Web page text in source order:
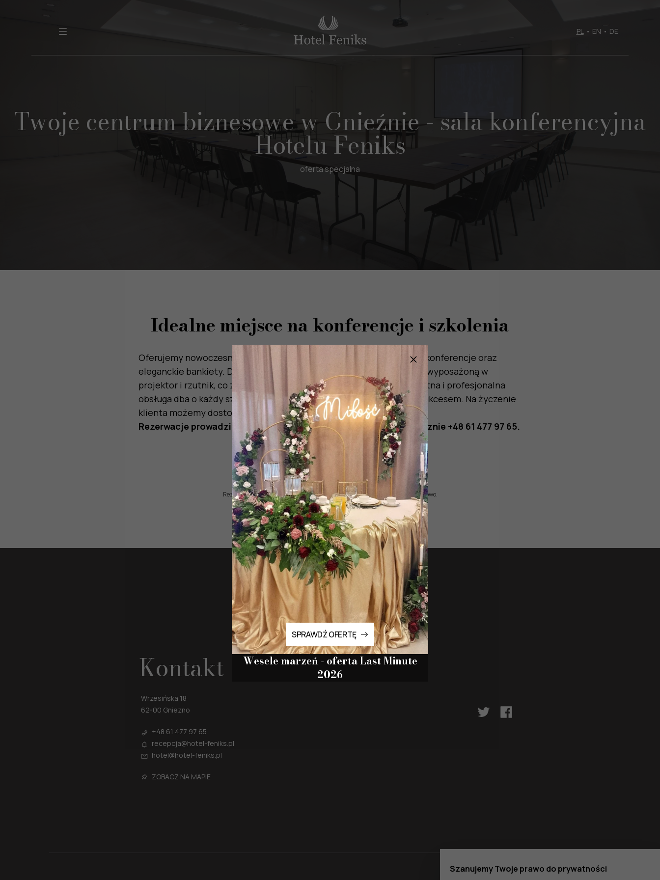
Wesele marzeń - oferta Last Minute
2026
SPRAWDŹ OFERTĘ
SPRAWDŹ OFERTĘ
PL • EN • DE
Twoje centrum biznesowe w Gnieźnie - sala konferencyjna
Hotelu Feniks
oferta specjalna
Idealne miejsce na konferencje i szkolenia
Oferujemy nowoczesną sale konferencyjną, doskonałą na szkolenia, konferencje oraz
eleganckie bankiety. Dysponujemy przestronną, klimatyzowaną salą, wyposażoną w
projektor i rzutnik, co zapewnia komfort każdego wydarzenia. Dyskretna i profesjonalna
obsługa dba o każdy szczegół, aby Twoje spotkanie zakończyło się sukcesem. Na życzenie
klienta możemy dostosować układ sali.
Rezerwacje prowadzimy mailowohotel@hotel-feniks.pli telefonicznie +48 61 477 97 65.
Rezerwację na wydarzenia i oferty specjalne prowadzimy telefonicznie i mailowo.
Szanujemy Twoje prawo do prywatności
Kontakt
Wrzesińska 18
62-00 Gniezno
+48 61 477 97 65
recepcja@hotel-feniks.pl
hotel@hotel-feniks.pl
ZOBACZ NA MAPIE